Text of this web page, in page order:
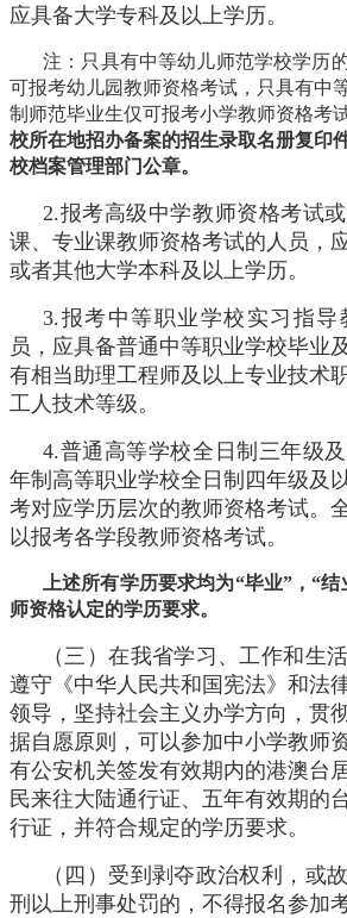
应具备大学专科及以上学历。
注：只具有中等幼儿师范学校学历
可报考幼儿园教师资格考试，只具有中
制师范毕业生仅可报考小学教师资格考试
校所在地招办备案的招生录取名册复印
校档案管理部门公章。
2.报考高级中学教师资格考试
课、专业课教师资格考试的人员，
或者其他大学本科及以上学历。
3.报考中等职业学校实习指导
员，应具备普通中等职业学校毕业
有相当助理工程师及以上专业技术
工人技术等级。
4.普通高等学校全日制三年级
年制高等职业学校全日制四年级及
考对应学历层次的教师资格考试。
以报考各学段教师资格考试。
上述所有学历要求均为“毕业”，“
师资格认定的学历要求。
（三）在我省学习、工作和生
遵守《中华人民共和国宪法》和法
领导，坚持社会主义办学方向，贯
据自愿原则，可以参加中小学教师
有公安机关签发有效期内的港澳台
民来往大陆通行证、五年有效期的
行证，并符合规定的学历要求。
（四）受到剥夺政治权利，或
刑以上刑事处罚的，不得报名参加